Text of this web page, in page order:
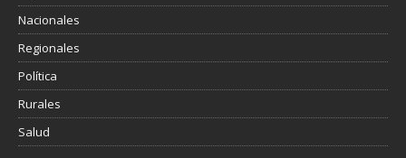
Nacionales
Regionales
Política
Rurales
Salud